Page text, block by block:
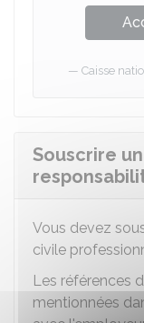
Caisse
Souscrire
Vous devez
civile
Les références
mentionnées